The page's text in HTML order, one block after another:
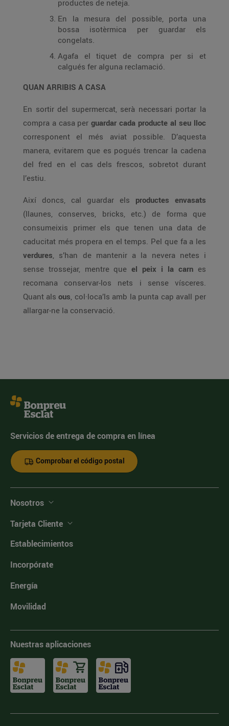
productes de neteja.
En la mesura del possible, porta una
bossa isotèrmica per guardar els
congelats.
Agafa el tiquet de compra per si et
calgués fer alguna reclamació.
QUAN ARRIBIS A CASA
En sortir del supermercat, serà necessari portar la
compra a casa per guardar cada producte al seu lloc
corresponent el més aviat possible. D’aquesta
manera, evitarem que es pogués trencar la cadena
del fred en el cas dels frescos, sobretot durant
l’estiu.
Així doncs, cal guardar els productes envasats
(llaunes, conserves, bricks, etc.) de forma que
consumeixis primer els que tenen una data de
caducitat més propera en el temps. Pel que fa a les
verdures, s’han de mantenir a la nevera netes i
sense trossejar, mentre que el peix i la carn es
recomana conservar-los nets i sense vísceres.
Quant als ous, col·loca’ls amb la punta cap avall per
allargar-ne la conservació.
Servicios de entrega de compra en línea
Comprobar el código postal
Nosotros
Tarjeta Cliente
Establecimientos
Incorpórate
Energía
Movilidad
Nuestras aplicaciones